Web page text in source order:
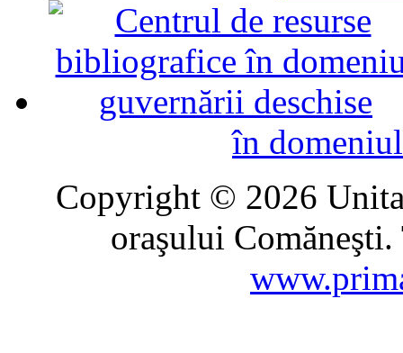
în
Copyright © 2026
oraşului